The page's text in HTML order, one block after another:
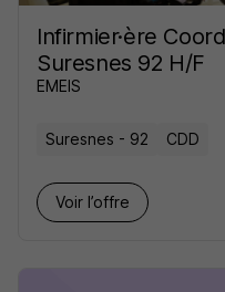
Infirmier·ère
Suresnes 92 H/F
EMEIS
Suresnes - 92 CDD
Voir l’offre